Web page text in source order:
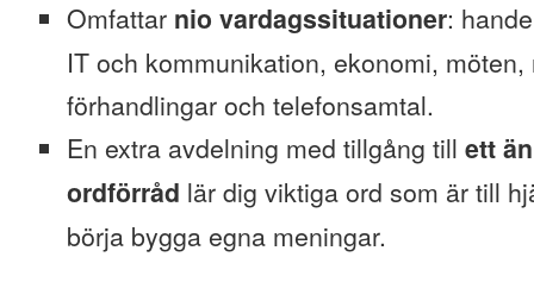
Omfattar nio vardagssituationer:
IT och kommunikation, ekonomi, möten,
förhandlingar och telefonsamtal.
En extra avdelning med tillgång till ett
ordförråd lär dig viktiga ord som är till
börja bygga egna meningar.